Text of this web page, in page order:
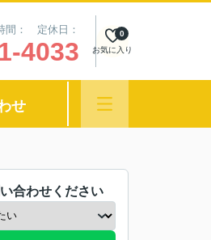
間： 定休日：
4033 お気に入り
0
せ
合わせください